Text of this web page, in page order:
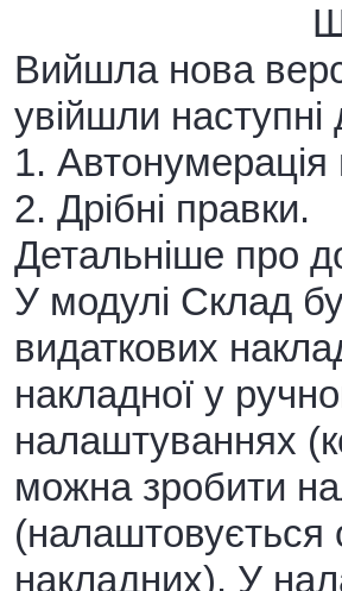
Вийшла нова
увійшли
1. Автонумерація
2. Дрібні правки.
Детальніше про
У модулі Склад
видаткових
накладної у
налаштуваннях
можна зробити
(налаштовується
накладних). У